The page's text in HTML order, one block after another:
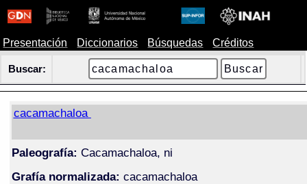
Presentación Diccionarios Búsquedas Créditos
Buscar:
cacamachaloa
Paleografía: Cacamachaloa, ni
Grafía normalizada: cacamachaloa